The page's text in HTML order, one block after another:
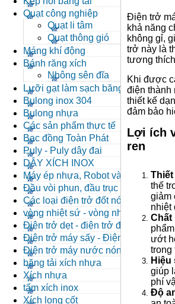
Quạt công nghiệp
Quạt li tâm
Quạt thông gió
Máng khí động
Bánh răng xích
Nhông sên đĩa
Lưỡi gạt làm sạch băng tải
Bulong inox 304
Bulong nhựa
Các sản phẩm thực tế
Bạc đồng Toàn Phát
Puly - Puly dây đai
DÂY XÍCH INOX
Máy ép nhựa, Robot và các
thiết bị máy phụ trợ
Đầu vòi phun, đầu trục vít,
kẹp khuôn, cảm biến
Các loại điện trở đốt nóng
vòng nhiệt sứ - vòng nhiệt
inox
Điện trở dẹt - điện trở đúc
nhôm, Halogen
Điện trở máy sấy - Điện trở
que - Điện trở U
Điện trở máy nước nóng -
Máy dầu nóng
băng tải xích nhựa
Xích nhựa
tấm xích inox
Xích long cốt
Điện trở
khả năng
không gỉ,
trở này là
tương
Khi được
điện thành
thiết kế
đảm bảo
Lợi ích
ren
Thiết
thế
giảm
nhiệt
Chất
ướt
trong
Hiệu
giúp
phí
Độ